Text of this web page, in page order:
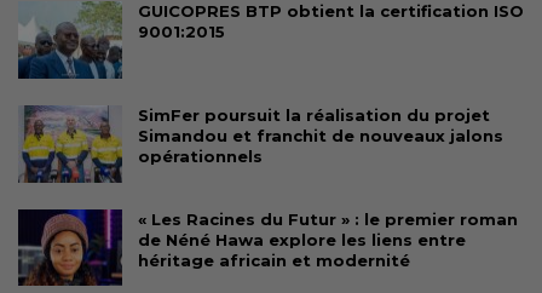
GUICOPRES BTP obtient la certification ISO
9001:2015
SimFer poursuit la réalisation du projet
Simandou et franchit de nouveaux jalons
opérationnels
« Les Racines du Futur » : le premier roman
de Néné Hawa explore les liens entre
héritage africain et modernité